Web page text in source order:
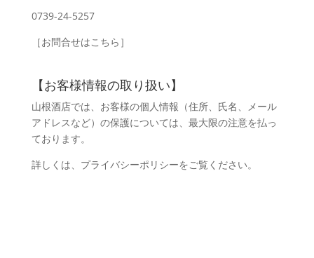
0739-24-5257
［お問合せはこちら］
【お客様情報の取り扱い】
山根酒店では、お客様の個人情報（住所、氏名、メール
アドレスなど）の保護については、最大限の注意を払っ
ております。
詳しくは、 プライバシーポリシーをご覧ください。